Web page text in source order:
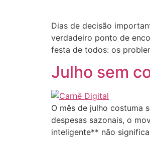
Dias de decisão
verdadeiro ponto de
festa de todos: os
Julho sem
O mês de julho costuma
despesas sazonais, o
inteligente** não